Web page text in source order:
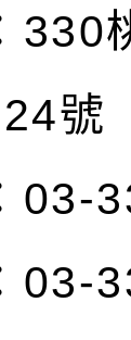
330
號
03-
03-